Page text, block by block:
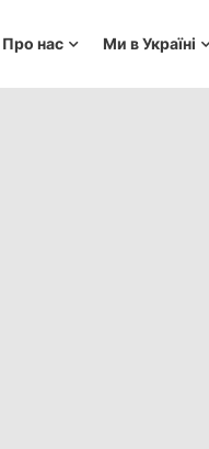
Про нас Ми в Україні